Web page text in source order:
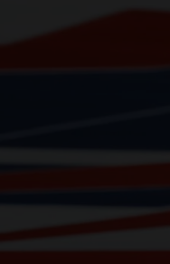
GRAND PRIX RADIO